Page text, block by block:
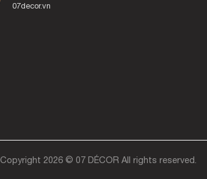
07decor.vn
Copyright 2026 © 07 DÉCOR All rights reserved.